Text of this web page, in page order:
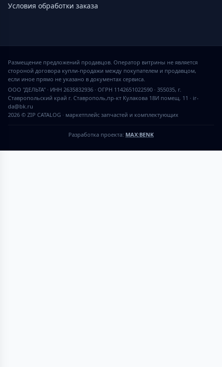
Условия обработки заказа
2026 © ZIP CATALOG · маркетплейс запчастей и комплектующих
Размещение предложений продавцов. Оператор витрины не является
стороной договора купли-продажи между покупателем и продавцом,
если иное прямо не указано в документах сервиса.
ООО "ДЕЛЬТА" · ИНН 2635832936 · ОГРН 1142651022590 · 355035, г.
Ставропольский край г. Ставрополь,пр-кт Кулакова 18И помещ. 11 · ir-
da@bk.ru
Разработка проекта: MAX:BENK